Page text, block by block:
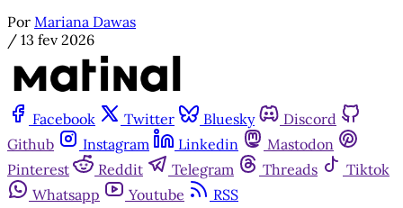
Por Mariana Dawas
/ 13 fev 2026
Facebook Twitter Bluesky
Discord
Github
Instagram Linkedin
Mastodon
Pinterest
Reddit Telegram Threads
Tiktok
Whatsapp
Youtube
RSS